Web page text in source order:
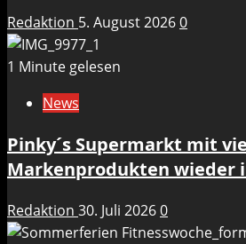
Redaktion 5. August 20260
1 Minute gelesen
News
Pinky´s Supermarkt mit
Markenprodukten wieder
Redaktion 30. Juli 20260